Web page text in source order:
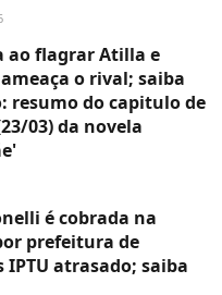
ao flagrar Atilla e
o rival; saiba
resumo do capitulo de
03) da novela
é cobrada na
prefeitura de
IPTU atrasado; saiba